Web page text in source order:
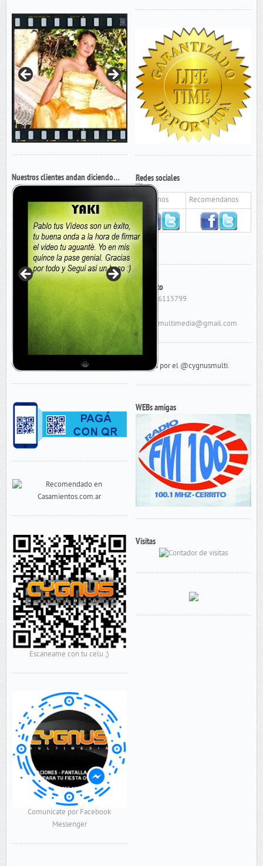
Nuestros clientes andan diciendo…
Escaneame con tu celu ;)
Comunicate por Facebook
Messenger
Redes sociales
Seguinos Recomendanos
Contacto
Cel: 156115799
cygnusmultimedia@gmail.com
Tweets por el @cygnusmulti.
WEBs amigas
Visitas